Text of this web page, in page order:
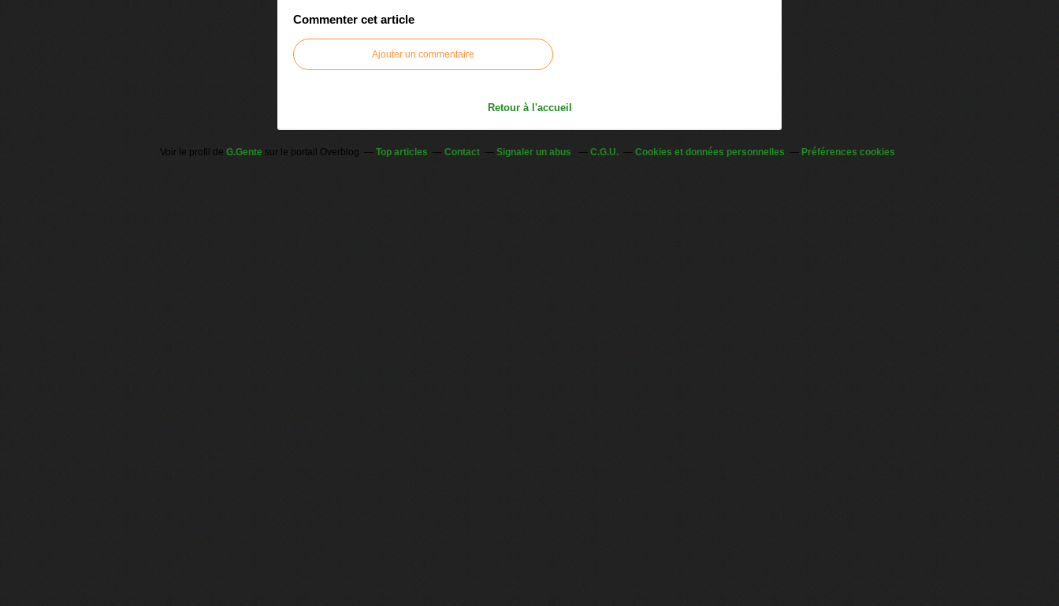
Commenter cet article
Ajouter un commentaire
Retour à l'accueil
Voir le profil de G.Gentesur le portail Overblog Top articles Contact Signaler un abus C.G.U. Cookies et données personnelles Préférences cookies